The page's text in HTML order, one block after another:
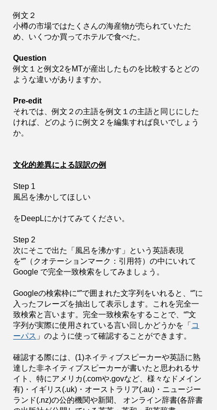
例文２
小樽の市場ではたくさんの海産物が売られていたた
め、いくつか買ってホテルで食べた。
Question
例文１と例文2をMTが産出したものを比較するとどの
ような違いがありますか。
Pre-edit
それでは、例文２の主語を例文１の主語と同じにした
ければ、どのように例文２を編集すれば良いでしょう
か。
文化的差異による誤訳の例
Step 1
風呂を沸かしてほしい
をDeepLにかけてみてください。
Step 2
次にそこで出た「風呂を沸かす」という英語表現
を“”（クオテーションマーク：引用符）の中にいれて
Google で完全一致検索をしてみましょう。
Googleの検索枠に“”で囲まれた文字列をいれると、“”に
入ったフレーズを抽出して表示します。これを完全一
致検索と言います。完全一致検索をすることで、“”文
字列が実際に使用されている言い回しかどうかを「 コ
ーパス 」のように使って確認することができます。
確認する際には、(1)ネイティブスピーカーや英語に熟
達した非ネイティブスピーカーが書いたと思われるサ
イト、特にアメリカ(.comや.govなど、様々なドメイン
有)・イギリス(.uk)・オーストラリア(.au)・ニュージー
ランド(.nz)の公的機関や新聞、 オンライン辞書(各辞書